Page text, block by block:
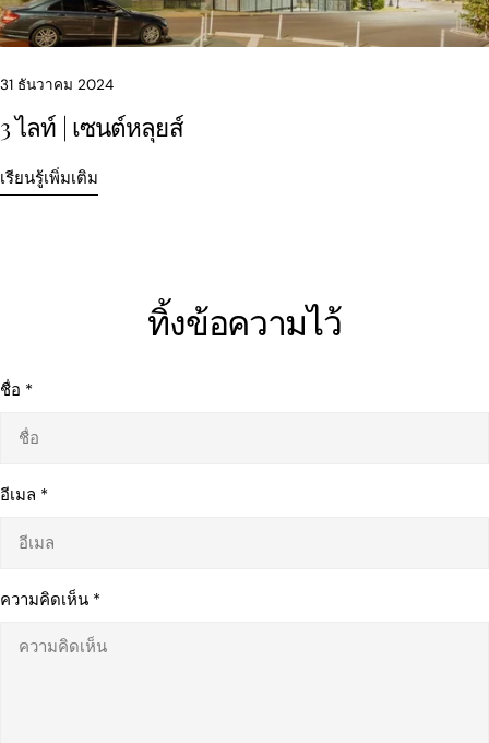
บน
Facebook
บน
X
บน
Pinterest
31 ธันวาคม 2024
3 ไลท์ | เซนต์หลุยส์
เรียนรู้เพิ่มเติม
ทิ้งข้อความไว้
ชื่อ *
อีเมล *
ความคิดเห็น *